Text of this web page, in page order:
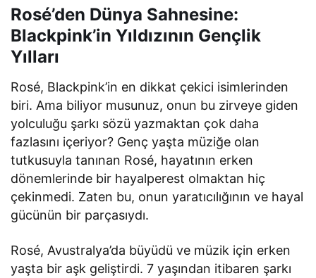
Rosé’den Dünya Sahnesine:
Blackpink’in Yıldızının Gençlik
Yılları
Rosé, Blackpink’in en dikkat çekici isimlerinden
biri. Ama biliyor musunuz, onun bu zirveye giden
yolculuğu şarkı sözü yazmaktan çok daha
fazlasını içeriyor? Genç yaşta müziğe olan
tutkusuyla tanınan Rosé, hayatının erken
dönemlerinde bir hayalperest olmaktan hiç
çekinmedi. Zaten bu, onun yaratıcılığının ve hayal
gücünün bir parçasıydı.
Rosé, Avustralya’da büyüdü ve müzik için erken
yaşta bir aşk geliştirdi. 7 yaşından itibaren şarkı